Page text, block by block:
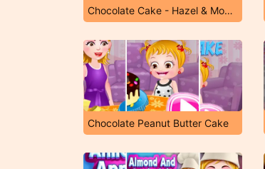
Chocolate Cake - Hazel & Mom's Recipes
Chocolate Peanut Butter Cake